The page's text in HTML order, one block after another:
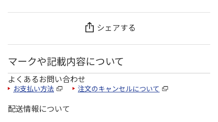
シェアする
マークや記載内容について
よくあるお問い合わせ
お支払い方法 注文のキャンセルについて
配送情報について